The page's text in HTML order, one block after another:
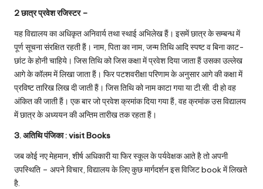
2 छात्र प्रवेश रजिस्टर –
यह विद्यालय का अधिकृत अनिवार्य तथा स्थाई अभिलेख हैं। इसमें छात्र के सम्बन्ध में
पूर्ण सूचना संरक्षित रहती हैं। नाम, पिता का नाम, जन्म तिथि आदि स्पष्ट व बिना काट-
छांट के होनी चाहिये। जिस तिथि को जिस कक्षा में प्रवेश दिया जाता हैं उसका उल्लेख
आगे के काॅलम में लिखा जाता हैं। फिर पटशवरीक्षा परिणाम के अनुसार आगे की कक्षा में
प्रविष्ट तारिख लिख दी जाती हैं। जिस तिथि को नाम काटा गया या टी.सी. दी हो वह
अंकित की जाती हैं। एक बार जो प्रवेश क्रमांक दिया गया हैं, वह क्रमांक उस विद्यालय
में छात्र के अध्ययन की अन्तिम तारीख तक रहता हैं।
3. अतिथि पंजिका : visit Books
जब कोई नए मेहमान, शीर्ष अधिकारी या फिर स्कूल के पर्यवेक्षक आते है तो अपनी
उपस्थिति – अपने विचार, विद्यालय के लिए कुछ मार्गदर्शन इस विजिट book में लिखते
है.